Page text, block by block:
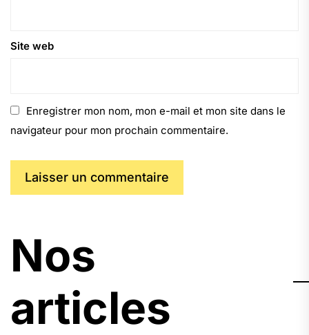
Site web
Enregistrer mon nom, mon e-mail et mon site dans le
navigateur pour mon prochain commentaire.
Nos
articles